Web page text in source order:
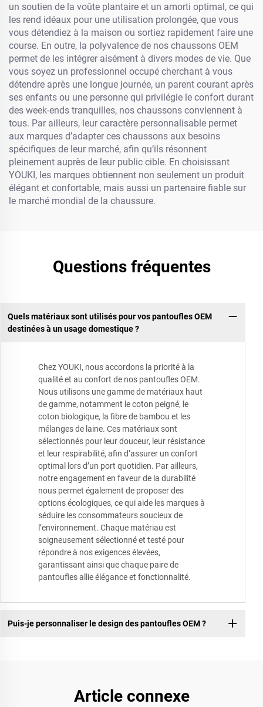
un soutien de la voûte plantaire et un amorti optimal, ce qui
les rend idéaux pour une utilisation prolongée, que vous
vous détendiez à la maison ou sortiez rapidement faire une
course. En outre, la polyvalence de nos chaussons OEM
permet de les intégrer aisément à divers modes de vie. Que
vous soyez un professionnel occupé cherchant à vous
détendre après une longue journée, un parent courant après
ses enfants ou une personne qui privilégie le confort durant
des week-ends tranquilles, nos chaussons conviennent à
tous. Par ailleurs, leur caractère personnalisable permet
aux marques d’adapter ces chaussons aux besoins
spécifiques de leur marché, afin qu’ils résonnent
pleinement auprès de leur public cible. En choisissant
YOUKI, les marques obtiennent non seulement un produit
élégant et confortable, mais aussi un partenaire fiable sur
le marché mondial de la chaussure.
Questions fréquentes
Quels matériaux sont utilisés pour vos pantoufles OEM
destinées à un usage domestique ?
Chez YOUKI, nous accordons la priorité à la
qualité et au confort de nos pantoufles OEM.
Nous utilisons une gamme de matériaux haut
de gamme, notamment le coton peigné, le
coton biologique, la fibre de bambou et les
mélanges de laine. Ces matériaux sont
sélectionnés pour leur douceur, leur résistance
et leur respirabilité, afin d’assurer un confort
optimal lors d’un port quotidien. Par ailleurs,
notre engagement en faveur de la durabilité
nous permet également de proposer des
options écologiques, ce qui aide les marques à
séduire les consommateurs soucieux de
l’environnement. Chaque matériau est
soigneusement sélectionné et testé pour
répondre à nos exigences élevées,
garantissant ainsi que chaque paire de
pantoufles allie élégance et fonctionnalité.
Puis-je personnaliser le design des pantoufles OEM ?
Article connexe